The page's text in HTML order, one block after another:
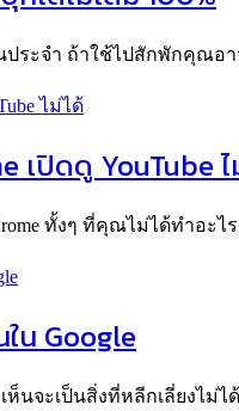
ระจำ ถ้าใช้ไปสักพักคุณอ
เปิดดู YouTube ไ
ทั้งๆ ที่คุณไม่ได้ทำอะไร
น Google
นจะเป็นสิ่งที่หลีกเลี่ยงไม่ไ